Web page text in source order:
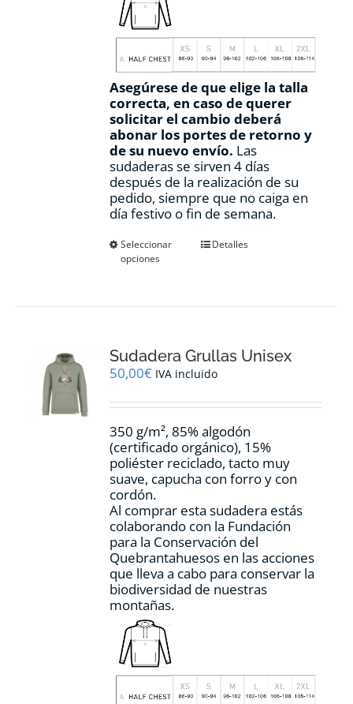
Asegúrese de que elige la talla
correcta, en caso de querer
solicitar el cambio deberá
abonar los portes de retorno y
de su nuevo envío. Las
sudaderas se sirven 4 días
después de la realización de su
pedido, siempre que no caiga en
día festivo o fin de semana.
Seleccionar
opciones
Este
se
pueden
en
página
de
producto
Detalles
Sudadera Grullas Unisex
50,00€ IVA incluido
350 g/m², 85% algodón
(certificado orgánico), 15%
poliéster reciclado, tacto muy
suave, capucha con forro y con
cordón.
Al comprar esta sudadera estás
colaborando con la Fundación
para la Conservación del
Quebrantahuesos en las acciones
que lleva a cabo para conservar la
biodiversidad de nuestras
montañas.